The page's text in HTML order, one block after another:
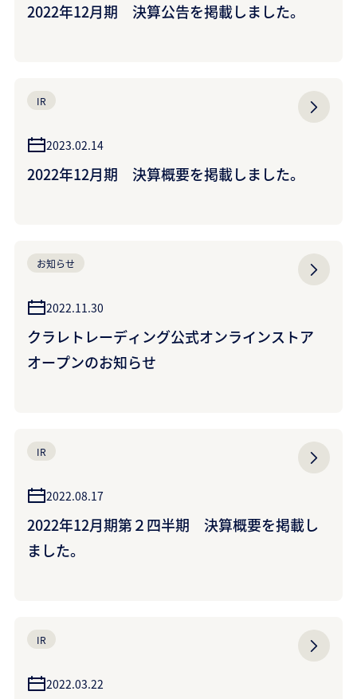
2022年12月期 決算公告を掲載しました。
IR
2023.02.14
2022年12月期 決算概要を掲載しました。
お知らせ
2022.11.30
クラレトレーディング公式オンラインストア
オープンのお知らせ
IR
2022.08.17
2022年12月期第２四半期 決算概要を掲載し
ました。
IR
2022.03.22